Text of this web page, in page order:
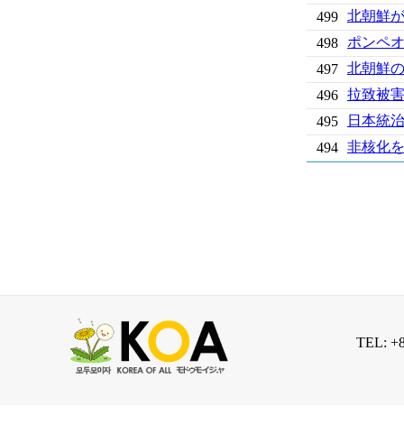
499
北朝鮮
498
ポンペ
497
北朝鮮
496
拉致被
495
日本統
494
非核化
TEL: